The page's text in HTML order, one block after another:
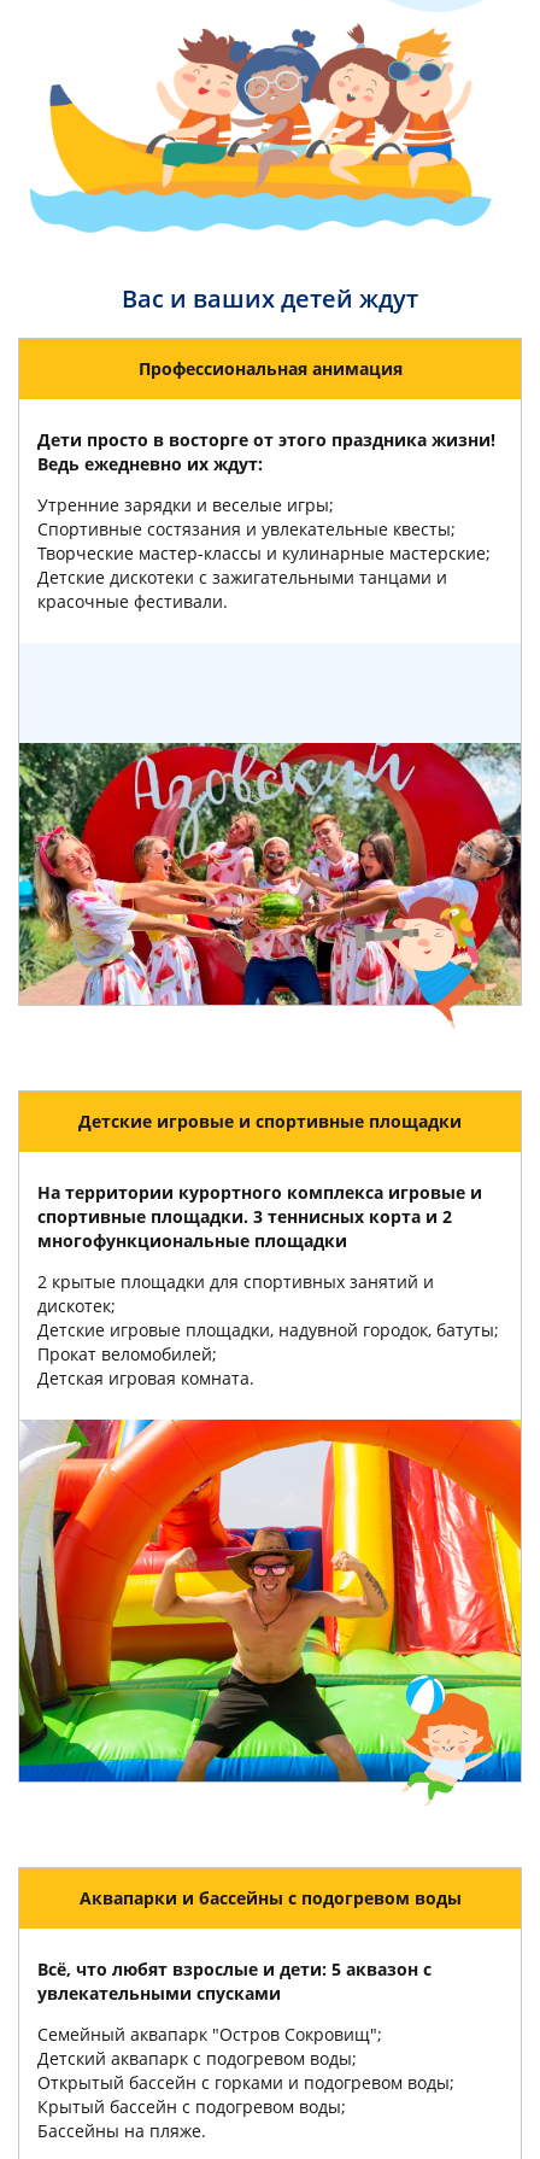
Вас и ваших детей ждут
Профессиональная анимация
Дети просто в восторге от этого праздника жизни!
Ведь ежедневно их ждут:
Утренние зарядки и веселые игры;
Спортивные состязания и увлекательные квесты;
Творческие мастер-классы и кулинарные мастерские;
Детские дискотеки с зажигательными танцами и
красочные фестивали.
Детские игровые и спортивные площадки
На территории курортного комплекса игровые и
спортивные площадки. 3 теннисных корта и 2
многофункциональные площадки
2 крытые площадки для спортивных занятий и
дискотек;
Детские игровые площадки, надувной городок, батуты;
Прокат веломобилей;
Детская игровая комната.
Аквапарки и бассейны с подогревом воды
Всё, что любят взрослые и дети: 5 аквазон с
увлекательными спусками
Семейный аквапарк "Остров Сокровищ";
Детский аквапарк с подогревом воды;
Открытый бассейн с горками и подогревом воды;
Крытый бассейн с подогревом воды;
Бассейны на пляже.